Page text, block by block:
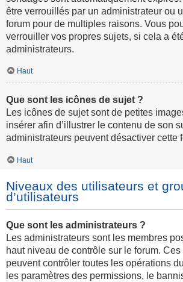
être verrouillés par un administrateur ou
forum pour de multiples raisons. Vous
verrouiller vos propres sujets, si cela a
administrateurs.
Haut
Que sont les icônes de sujet ?
Les icônes de sujet sont de petites
insérer afin d’illustrer le contenu de son
administrateurs peuvent désactiver cette
Haut
Niveaux des utilisateurs et
d’utilisateurs
Que sont les administrateurs ?
Les administrateurs sont les membres
haut niveau de contrôle sur le forum.
peuvent contrôler toutes les opérations
les paramètres des permissions, le